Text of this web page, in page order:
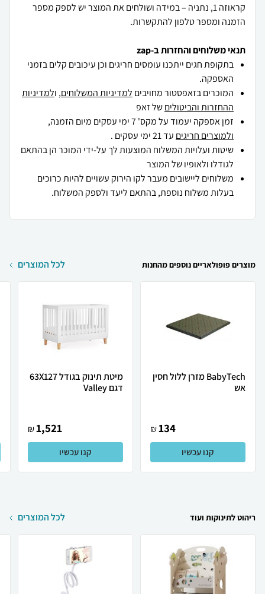
קראוזה 1, נתניה – במידה ושולחים את המוצר יש לספק מספר
הזמנה ומספר טלפון להתקשרות.
תנאי משלוחים והחזרות ב-zap
בתקופת חגים ייתכנו עומסים חריגים וכן עיכובים קלים בזמני
האספקה.
המוכרים בזאפסטור מחויבים למדיניות המשלוחים, ולמדיניות
ההחזרות והביטוליםשל זאפ
זמן אספקה יעמוד על מקס' 7 ימי עסקים מיום הזמנה,
ולמוצרים חריגים עד 21 ימי עסקים .
שיטות ועלויות המשלוח המוצעות לך על-ידי המוכר הן בהתאם
לגודלו ולאופיו של המוצר
משלוחים ליישובים מעבר לקו הירוק עשויים להיות כרוכים
בעלות משלוח נוספת, בהתאם ליעד ולספק המשלוח.
מוצרים פופולאריים נוספים מהחנות לכל המוצרים
BabyTech מזרן ללול חסין
אש
134
₪
קנו עכשיו
מיטת תינוק בגודל 63X127
דגם Valley
1,521
₪
קנו עכשיו
ריהוט לתינוקות ועוד לכל המוצרים